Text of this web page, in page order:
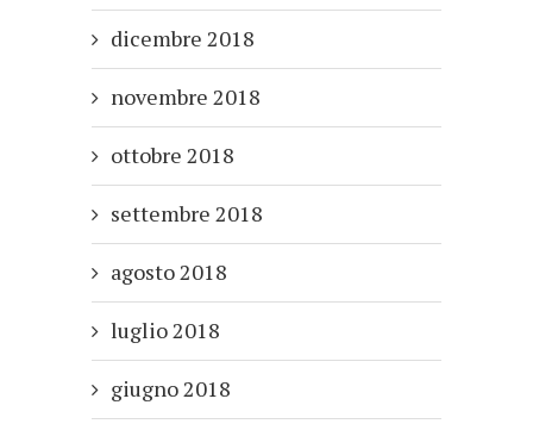
dicembre 2018
novembre 2018
ottobre 2018
settembre 2018
agosto 2018
luglio 2018
giugno 2018